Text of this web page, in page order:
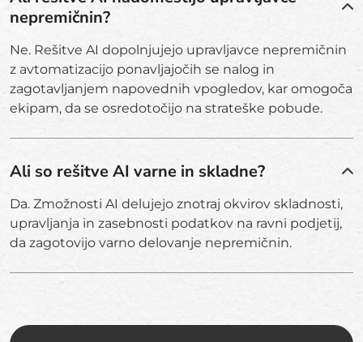
nepremičnin?
Ne. Rešitve AI dopolnjujejo upravljavce nepremičnin
z avtomatizacijo ponavljajočih se nalog in
zagotavljanjem napovednih vpogledov, kar omogoča
ekipam, da se osredotočijo na strateške pobude.
Ali so rešitve AI varne in skladne?
Da. Zmožnosti AI delujejo znotraj okvirov skladnosti,
upravljanja in zasebnosti podatkov na ravni podjetij,
da zagotovijo varno delovanje nepremičnin.